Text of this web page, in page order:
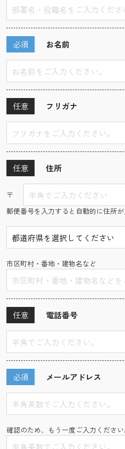
お名前
必須
フリガナ
任意
住所
任意
〒
郵便番号を入力すると自動的に住所が
市区町村・番地・建物名など
電話番号
任意
メールアドレス
必須
確認のため、もう一度ご入力ください